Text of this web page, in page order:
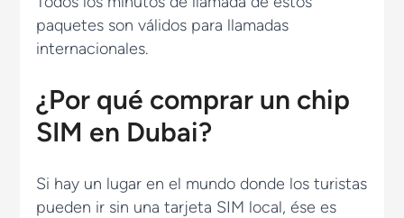
paquetes son válidos para llamadas
internacionales.
¿Por qué comprar un chip
SIM en Dubai?
Si hay un lugar en el mundo donde los turistas
pueden ir sin una tarjeta SIM local, ése es